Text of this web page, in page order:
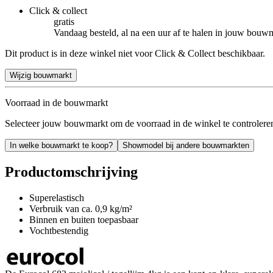
Click & collect
gratis
Vandaag besteld, al na een uur af te halen in jouw
Dit product is in deze winkel niet voor Click & Collect beschikbaar.
Wijzig bouwmarkt
Voorraad in de bouwmarkt
Selecteer jouw bouwmarkt om de voorraad in de winkel te
In welke bouwmarkt te koop? Showmodel bij andere bouwmarkten
Productomschrijving
Superelastisch
Verbruik van ca. 0,9 kg/m²
Binnen en buiten toepasbaar
Vochtbestendig